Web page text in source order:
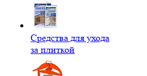
Средства для ухода
за плиткой